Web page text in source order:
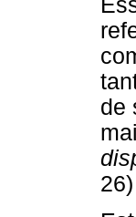
de
26)